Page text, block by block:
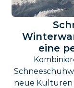
eine
neue Kulturen